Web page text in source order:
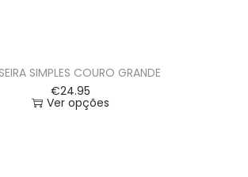
SIMPLES COURO GRANDE
€24.95
Ver opções